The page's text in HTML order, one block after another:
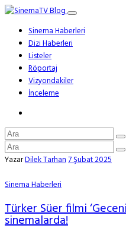
Sinema Haberleri
Dizi Haberleri
Listeler
Röportaj
Vizyondakiler
İnceleme
YazarDilek Tarhan7 Şubat 2025
Sinema Haberleri
Türker Süer filmi
sinemalarda!